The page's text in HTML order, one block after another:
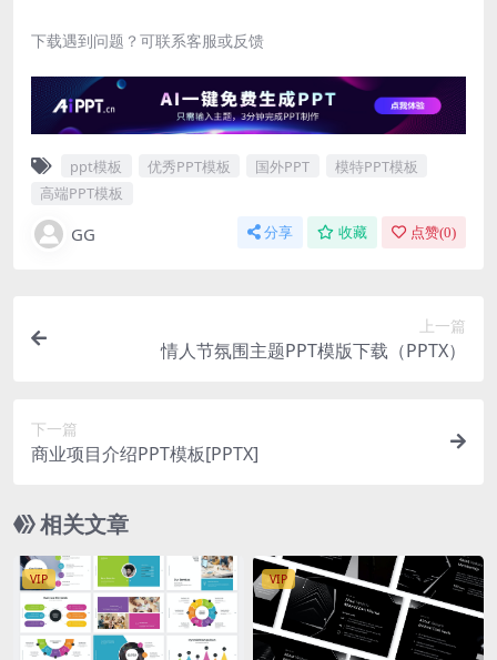
下载遇到问题？可联系客服或反馈
ppt模板 优秀PPT模板 国外PPT
模特PPT模板
高端PPT模板
GG 分享 收藏 点赞(0)
上一篇
情人节氛围主题PPT模版下载（PPTX）
下一篇
商业项目介绍PPT模板[PPTX]
相关文章
VIP VIP